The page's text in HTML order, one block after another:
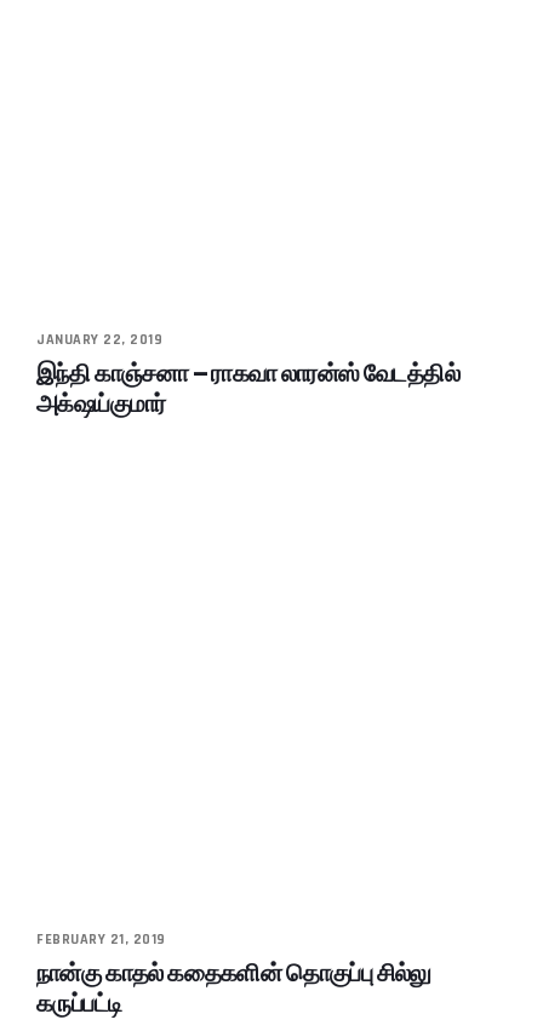
JANUARY 22, 2019
இந்தி காஞ்சனா – ராகவா லாரன்ஸ் வேடத்தில்
அக்‌ஷய்குமார்
FEBRUARY 21, 2019
நான்கு காதல் கதைகளின் தொகுப்பு சில்லு
கருப்பட்டி